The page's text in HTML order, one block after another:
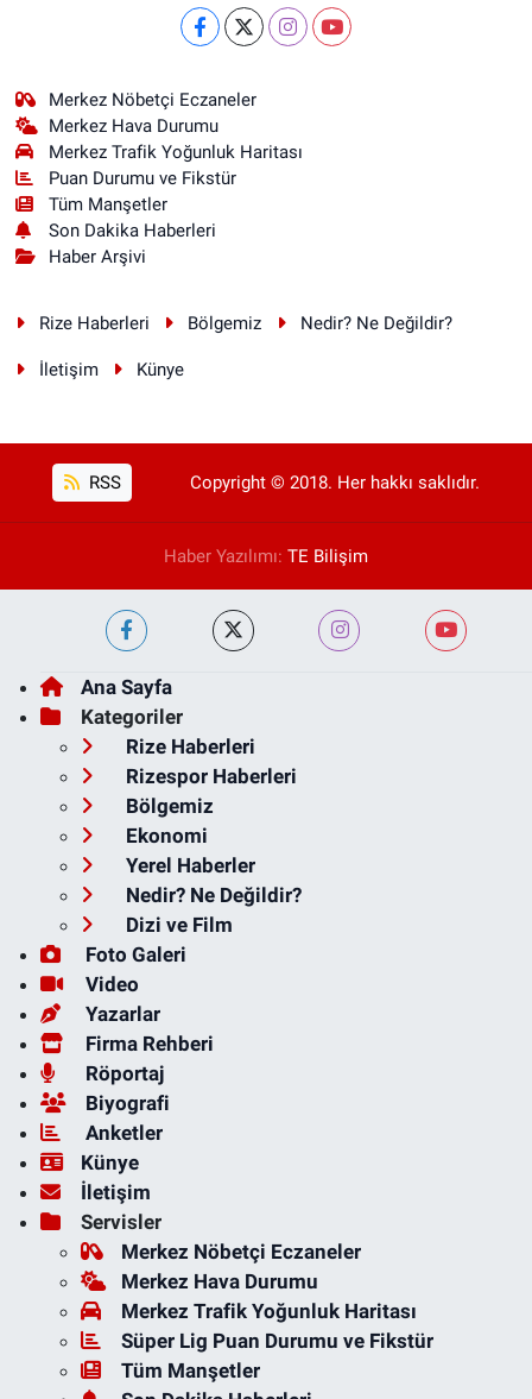
Merkez Nöbetçi Eczaneler
Merkez Hava Durumu
Merkez Trafik Yoğunluk Haritası
Puan Durumu ve Fikstür
Tüm Manşetler
Son Dakika Haberleri
Haber Arşivi
Rize Haberleri Bölgemiz Nedir? Ne Değildir?
İletişim Künye
RSS Copyright © 2018. Her hakkı saklıdır.
Haber Yazılımı: TE Bilişim
Ana Sayfa
Kategoriler
Rize Haberleri
Rizespor Haberleri
Bölgemiz
Ekonomi
Yerel Haberler
Nedir? Ne Değildir?
Dizi ve Film
Foto Galeri
Video
Yazarlar
Firma Rehberi
Röportaj
Biyografi
Anketler
Künye
İletişim
Servisler
Merkez Nöbetçi Eczaneler
Merkez Hava Durumu
Merkez Trafik Yoğunluk Haritası
Süper Lig Puan Durumu ve Fikstür
Tüm Manşetler